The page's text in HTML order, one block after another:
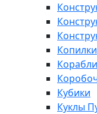
Копилки
Корабли
Кубики
Куклы